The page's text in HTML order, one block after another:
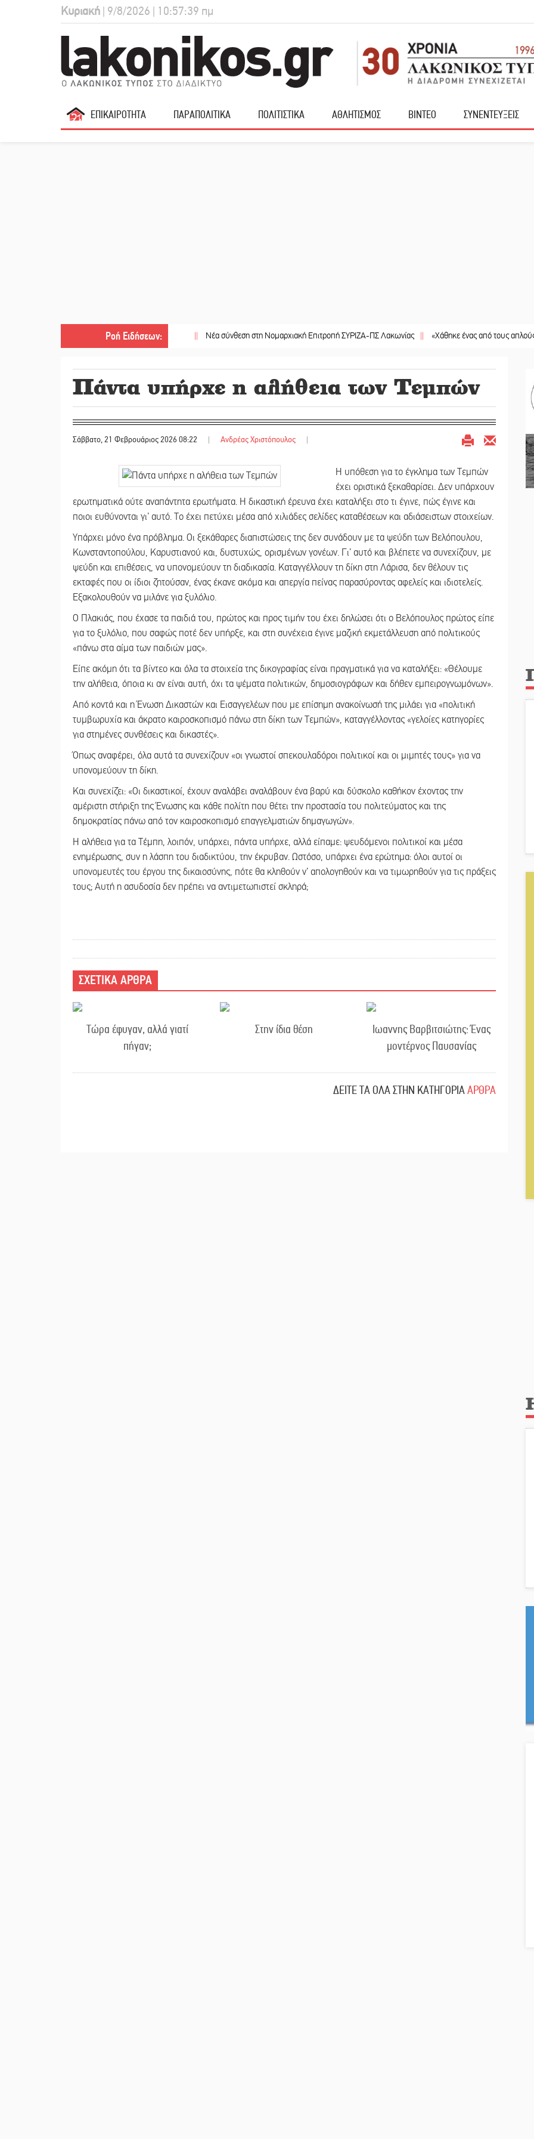
Κυριακή | 9/8/2026 | 10:57:40 πμ
ΕΠΙΚΑΙΡΟΤΗΤΑ ΠΑΡΑΠΟΛΙΤΙΚΑ ΠΟΛΙΤΙΣΤΙΚΑ ΑΘΛΗΤΙΣΜΟΣ ΒΙΝΤΕΟ ΣΥΝΕΝΤΕΥΞΕΙΣ
Ροή Ειδήσεων:
|| Νέα σύνθεση στη Νομαρχιακή Επιτροπή ΣΥΡΙΖΑ-ΠΣ Λακωνίας || «Χάθηκε ένας από τους απλούς,
Πάντα υπήρχε η αλήθεια των Τεμπών
Σάββατο, 21 Φεβρουάριος 2026 08:22 | Ανδρέας Χριστόπουλος |
Η υπόθεση για το έγκλημα των Τεμπών
έχει οριστικά ξεκαθαρίσει. Δεν υπάρχουν
ερωτηματικά ούτε αναπάντητα ερωτήματα. Η δικαστική έρευνα έχει καταλήξει στο τι έγινε, πώς έγινε και
ποιοι ευθύνονται γι’ αυτό. Το έχει πετύχει μέσα από χιλιάδες σελίδες καταθέσεων και αδιάσειστων στοιχείων.
Υπάρχει μόνο ένα πρόβλημα. Οι ξεκάθαρες διαπιστώσεις της δεν συνάδουν με τα ψεύδη των Βελόπουλου,
Κωνσταντοπούλου, Καρυστιανού και, δυστυχώς, ορισμένων γονέων. Γι’ αυτό και βλέπετε να συνεχίζουν, με
ψεύδη και επιθέσεις, να υπονομεύουν τη διαδικασία. Καταγγέλλουν τη δίκη στη Λάρισα, δεν θέλουν τις
εκταφές που οι ίδιοι ζητούσαν, ένας έκανε ακόμα και απεργία πείνας παρασύροντας αφελείς και ιδιοτελείς.
Εξακολουθούν να μιλάνε για ξυλόλιο.
Ο Πλακιάς, που έχασε τα παιδιά του, πρώτος και προς τιμήν του έχει δηλώσει ότι ο Βελόπουλος πρώτος είπε
για το ξυλόλιο, που σαφώς ποτέ δεν υπήρξε, και στη συνέχεια έγινε μαζική εκμετάλλευση από πολιτικούς
«πάνω στα αίμα των παιδιών μας».
Είπε ακόμη ότι τα βίντεο και όλα τα στοιχεία της δικογραφίας είναι πραγματικά για να καταλήξει: «Θέλουμε
την αλήθεια, όποια κι αν είναι αυτή, όχι τα ψέματα πολιτικών, δημοσιογράφων και δήθεν εμπειρογνωμόνων».
Από κοντά και η Ένωση Δικαστών και Εισαγγελέων που με επίσημη ανακοίνωσή της μιλάει για «πολιτική
τυμβωρυχία και άκρατο καιροσκοπισμό πάνω στη δίκη των Τεμπών», καταγγέλλοντας «γελοίες κατηγορίες
για στημένες συνθέσεις και δικαστές».
Όπως αναφέρει, όλα αυτά τα συνεχίζουν «οι γνωστοί σπεκουλαδόροι πολιτικοί και οι μιμητές τους» για να
υπονομεύουν τη δίκη.
Και συνεχίζει: «Οι δικαστικοί, έχουν αναλάβει αναλάβουν ένα βαρύ και δύσκολο καθήκον έχοντας την
αμέριστη στήριξη της Ένωσης και κάθε πολίτη που θέτει την προστασία του πολιτεύματος και της
δημοκρατίας πάνω από τον καιροσκοπισμό επαγγελματιών δημαγωγών».
Η αλήθεια για τα Τέμπη, λοιπόν, υπάρχει, πάντα υπήρχε, αλλά είπαμε: ψευδόμενοι πολιτικοί και μέσα
ενημέρωσης, συν η λάσπη του διαδικτύου, την έκρυβαν. Ωστόσο, υπάρχει ένα ερώτημα: όλοι αυτοί οι
υπονομευτές του έργου της δικαιοσύνης, πότε θα κληθούν ν’ απολογηθούν και να τιμωρηθούν για τις πράξεις
τους; Αυτή η ασυδοσία δεν πρέπει να αντιμετωπιστεί σκληρά;
ΣΧΕΤΙΚΑ ΑΡΘΡΑ
Τώρα έφυγαν, αλλά γιατί
πήγαν;
Στην ίδια θέση
Ιωαννης Βαρβιτσιώτης: Ένας
μοντέρνος Παυσανίας
ΔΕΙΤΕ ΤΑ ΟΛΑ ΣΤΗΝ ΚΑΤΗΓΟΡΙΑΑΡΘΡΑ